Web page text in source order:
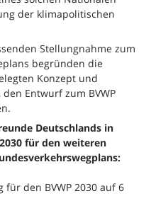
der klimapolitischen
Stellungnahme zum
begründen die
Konzept und
Entwurf zum BVWP
Deutschlands in
für den weiteren
den BVWP 2030 auf 6